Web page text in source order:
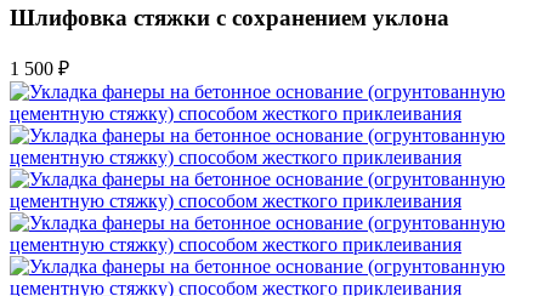
Шлифовка стяжки с сохранением уклона
1 500 ₽